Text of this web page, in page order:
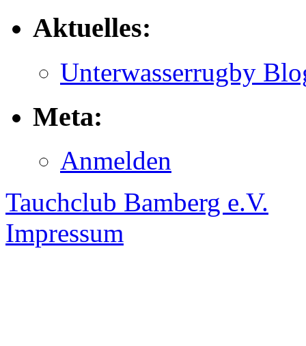
Aktuelles:
Unterwasserrugby
Meta:
Anmelden
Tauchclub Bamberg e.V.
Impressum